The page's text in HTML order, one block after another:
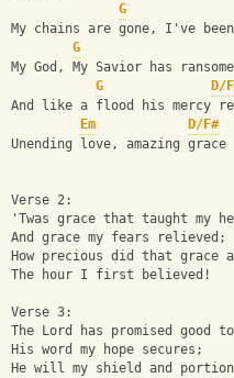
G
My chains are gone, I've
G
My God, My Savior has
G
D/
And like a flood his mercy
Em
D/F#
Unending love, amazing grace
Verse 2:
'Twas grace that taught my
And grace my fears relieved;
How precious did that grace
The hour I first believed!
Verse 3:
The Lord has promised good
His word my hope secures;
He will my shield and